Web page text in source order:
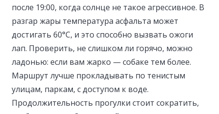
после 19:00, когда солнце не такое агрессивное. В
разгар жары температура асфальта может
достигать 60°C, и это способно вызвать ожоги
лап. Проверить, не слишком ли горячо, можно
ладонью: если вам жарко — собаке тем более.
Маршрут лучше прокладывать по тенистым
улицам, паркам, с доступом к воде.
Продолжительность прогулки стоит сократить,